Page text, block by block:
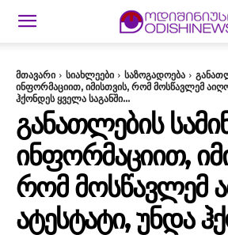
მთავარი სიახლეები საზოგადოება
ინფორმაციით, იმისთვის, რომ მოსწავლემ
ჰქონდეს ყველა საგანში...
ᲒᲐᲜᲐᲗᲚᲔᲑᲘᲡ
ᲘᲜᲤᲝᲠᲛᲐᲪᲘᲘᲗ,
ᲠᲝᲛ ᲛᲝᲡᲬᲐᲕᲚᲔᲛ
ᲐᲢᲔᲡᲢᲐᲢᲘ, ᲣᲜᲓᲐ